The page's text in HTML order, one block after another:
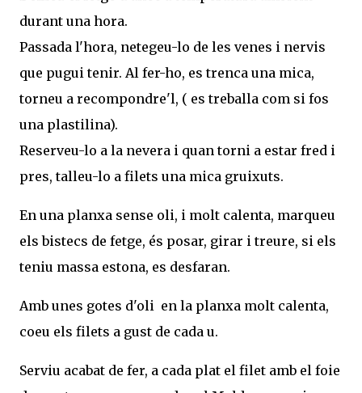
durant una hora.
Passada l'hora, netegeu-lo de les venes i nervis
que pugui tenir. Al fer-ho, es trenca una mica,
torneu a recompondre'l, ( es treballa com si fos
una plastilina).
Reserveu-lo a la nevera i quan torni a estar fred i
pres, talleu-lo a filets una mica gruixuts.
En una planxa sense oli, i molt calenta, marqueu
els bistecs de fetge, és posar, girar i treure, si els
teniu massa estona, es desfaran.
Amb unes gotes d'oli en la planxa molt calenta,
coeu els filets a gust de cada u.
Serviu acabat de fer, a cada plat el filet amb el foie